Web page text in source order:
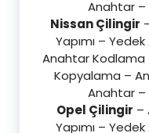
Anahtar –
Nissan Çilingir
Yapımı –
Anahtar Kodlama
Kopyalama –
Anahtar –
Opel Çilingir –
Yapımı –